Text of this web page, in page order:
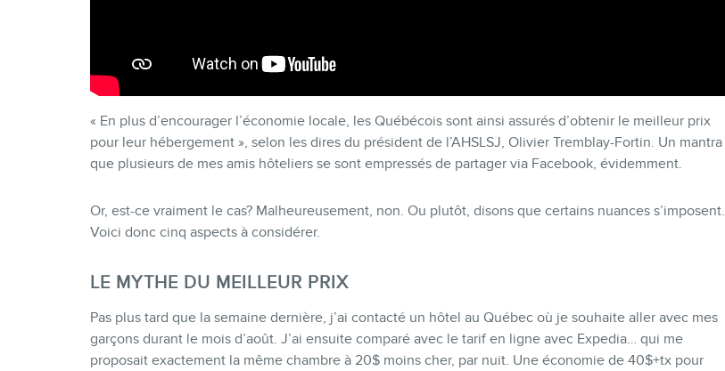
« En plus d’encourager l’économie locale, les Québécois sont ainsi assurés d’obtenir le meilleur prix
pour leur hébergement », selon les dires du président de l’AHSLSJ, Olivier Tremblay-Fortin. Un mantra
que plusieurs de mes amis hôteliers se sont empressés de partager via Facebook, évidemment.
Or, est-ce vraiment le cas? Malheureusement, non. Ou plutôt, disons que certains nuances s’imposent.
Voici donc cinq aspects à considérer.
LE MYTHE DU MEILLEUR PRIX
Pas plus tard que la semaine dernière, j’ai contacté un hôtel au Québec où je souhaite aller avec mes
garçons durant le mois d’août. J’ai ensuite comparé avec le tarif en ligne avec Expedia… qui me
proposait exactement la même chambre à 20$ moins cher, par nuit. Une économie de 40$+tx pour